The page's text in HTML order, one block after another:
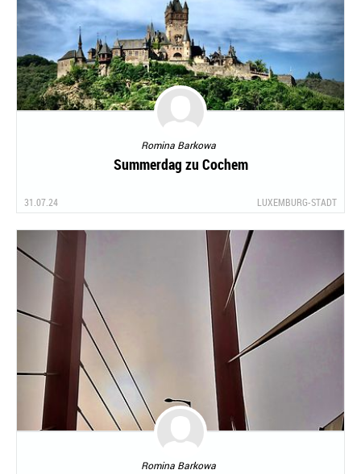
Romina Barkowa
Summerdag zu Cochem
31.07.24 LUXEMBURG-STADT
Romina Barkowa